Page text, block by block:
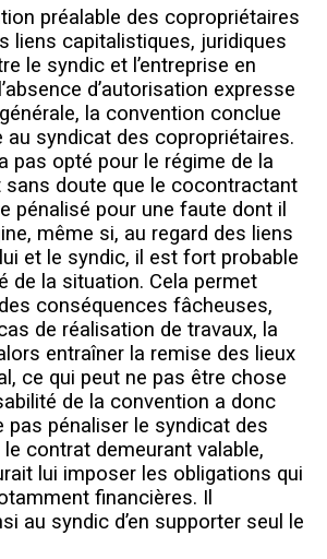
préalable des copropriétaires
liens capitalistiques, juridiques
le syndic et l’entreprise en
d’autorisation expresse
la convention conclue
au syndicat des copropriétaires.
pas opté pour le régime de la
sans doute que le cocontractant
pénalisé pour une faute dont il
même si, au regard des liens
et le syndic, il est fort probable
de la situation. Cela permet
conséquences fâcheuses,
de réalisation de travaux, la
entraîner la remise des lieux
ce qui peut ne pas être chose
de la convention a donc
pas pénaliser le syndicat des
contrat demeurant valable,
lui imposer les obligations qui
financières. Il
au syndic d’en supporter seul le